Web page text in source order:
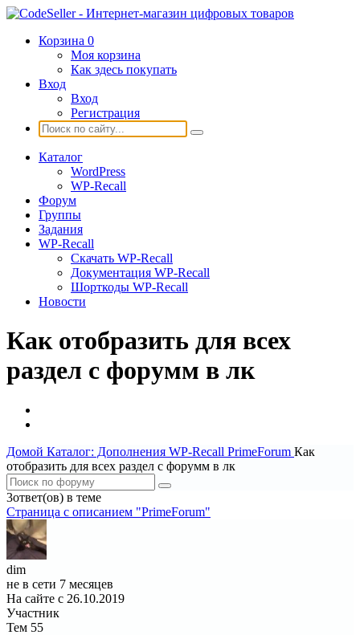
Корзина 0
Моя корзина
Как здесь покупать
Вход
Вход
Регистрация
Каталог
WordPress
WP-Recall
Форум
Группы
Задания
WP-Recall
Скачать WP-Recall
Документация WP-Recall
Шорткоды WP-Recall
Новости
Как отобразить для всех
раздел с форумм в лк
Домой Каталог: Дополнения WP-Recall PrimeForum Как
отобразить для всех раздел с форумм в лк
3ответ(ов) в теме
Страница c описанием "PrimeForum"
dim
не в сети 7 месяцев
На сайте с 26.10.2019
Участник
Тем 55